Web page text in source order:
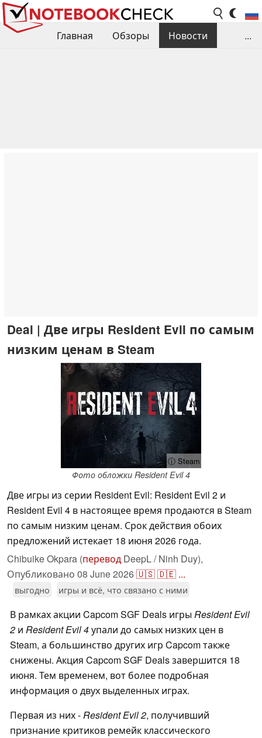
Главная Обзоры
Новости
...
Deal | Две игры Resident Evil по самым
низким ценам в Steam
ⓘ Steam
Фото обложки Resident Evil 4
Две игры из серии Resident Evil: Resident Evil 2 и
Resident Evil 4 в настоящее время продаются в Steam
по самым низким ценам. Срок действия обоих
предложений истекает 18 июня 2026 года.
Chibuike Okpara (перевод DeepL / Ninh Duy),
Опубликовано 08 June 2026🇺🇸🇩🇪 ...
выгодно игры и всё, что связано с ними
В рамках акции Capcom SGF Deals игры Resident Evil
2 и Resident Evil 4упали до самых низких цен в
Steam, а большинство других игр Capcom также
снижены. Акция Capcom SGF Deals завершится 18
июня. Тем временем, вот более подробная
информация о двух выделенных играх.
Первая из них -Resident Evil 2, получивший
признание критиков ремейк классического